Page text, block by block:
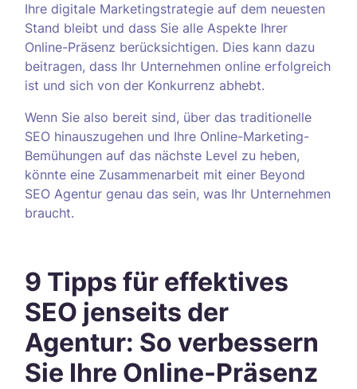
Ihre digitale Marketingstrategie auf dem neuesten
Stand bleibt und dass Sie alle Aspekte Ihrer
Online-Präsenz berücksichtigen. Dies kann dazu
beitragen, dass Ihr Unternehmen online erfolgreich
ist und sich von der Konkurrenz abhebt.
Wenn Sie also bereit sind, über das traditionelle
SEO hinauszugehen und Ihre Online-Marketing-
Bemühungen auf das nächste Level zu heben,
könnte eine Zusammenarbeit mit einer Beyond
SEO Agentur genau das sein, was Ihr Unternehmen
braucht.
9 Tipps für effektives
SEO jenseits der
Agentur: So verbessern
Sie Ihre Online-Präsenz